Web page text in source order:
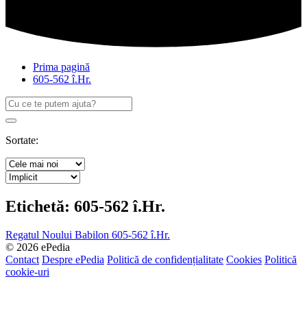
Prima pagină
605-562 î.Hr.
Caută
după:
Search
Sortate:
Etichetă: 605-562 î.Hr.
Regatul Noului Babilon 605-562 î.Hr.
© 2026 ePedia
Contact Despre ePedia Politică de confidențialitate Cookies Politică
cookie-uri